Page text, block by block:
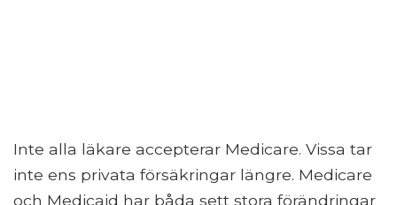
Inte alla läkare accepterar Medicare. Vissa tar
inte ens privata försäkringar längre. Medicare
och Medicaid har båda sett stora förändringar